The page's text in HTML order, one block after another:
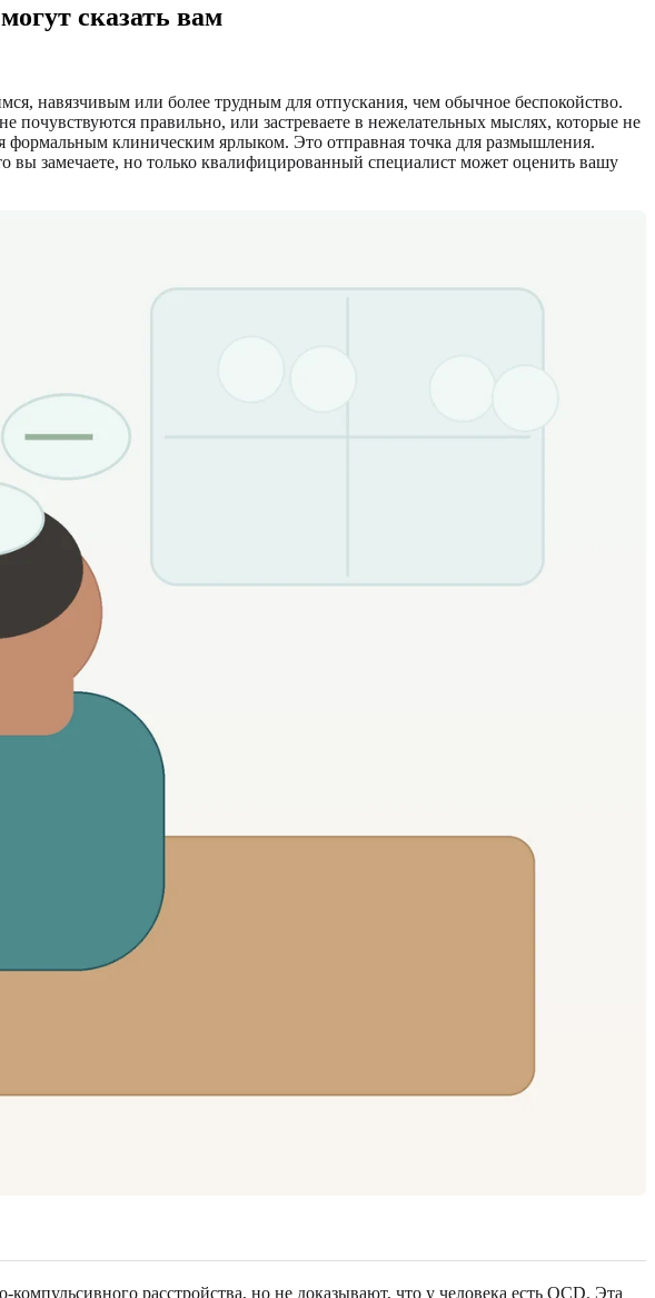
сказать вам
навязчивым или более трудным для отпускания, чем обычное беспокойство.
почувствуются правильно, или застреваете в нежелательных мыслях, которые не
клиническим ярлыком. Это отправная точка для размышления.
вы замечаете, но только квалифицированный специалист может оценить вашу
расстройства, но не доказывают, что у человека есть OCD. Эта